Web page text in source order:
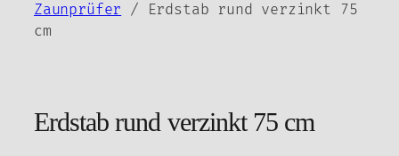
Zaunprüfer / Erdstab rund verzinkt 75
cm
Erdstab rund verzinkt 75 cm